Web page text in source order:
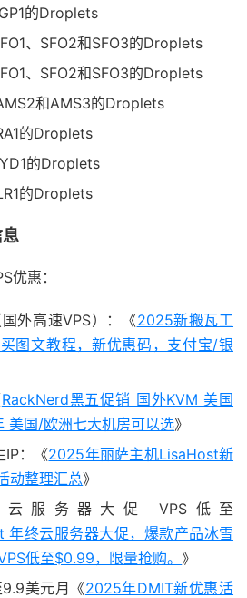
的Droplets
、SFO2和SFO3的Droplets
、SFO2和SFO3的Droplets
和AMS3的Droplets
的Droplets
的Droplets
的Droplets
优惠：
外高速VPS）：《2025新搬瓦工
图文教程，新优惠码，支付宝/银
RackNerd黑五促销 国外KVM 美国
美国/欧洲七大机房可以选》
IP：《2025年丽萨主机LisaHost新
动整理汇总》
云服务器大促 VPS低至
年终云服务器大促，爆款产品冰雪
低至$0.99，限量抢购。 》
美元月《2025年DMIT新优惠活